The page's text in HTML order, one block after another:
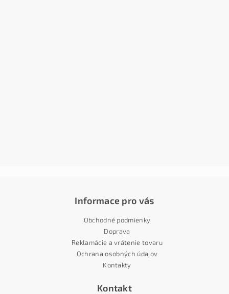
Informace pro vás
Obchodné podmienky
Doprava
Reklamácie a vrátenie tovaru
Ochrana osobných údajov
Kontakty
Kontakt